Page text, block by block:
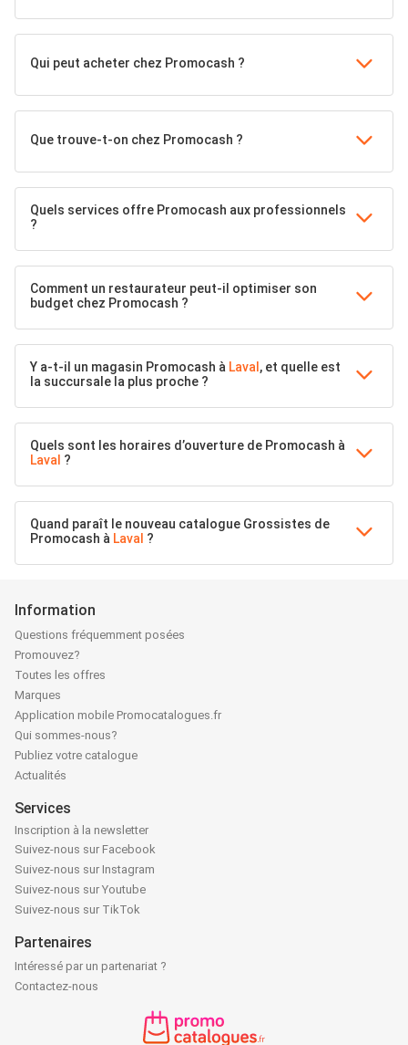
Qui peut acheter chez Promocash ?
Que trouve-t-on chez Promocash ?
Quels services offre Promocash aux professionnels
?
Comment un restaurateur peut-il optimiser son
budget chez Promocash ?
Y a-t-il un magasin Promocash à Laval , et quelle est
la succursale la plus proche ?
Quels sont les horaires d’ouverture de Promocash à
Laval ?
Quand paraît le nouveau catalogue Grossistes de
Promocash à Laval ?
Information
Questions fréquemment posées
Promouvez?
Toutes les offres
Marques
Application mobile Promocatalogues.fr
Qui sommes-nous?
Publiez votre catalogue
Actualités
Services
Inscription à la newsletter
Suivez-nous sur Facebook
Suivez-nous sur Instagram
Suivez-nous sur Youtube
Suivez-nous sur TikTok
Partenaires
Intéressé par un partenariat ?
Contactez-nous